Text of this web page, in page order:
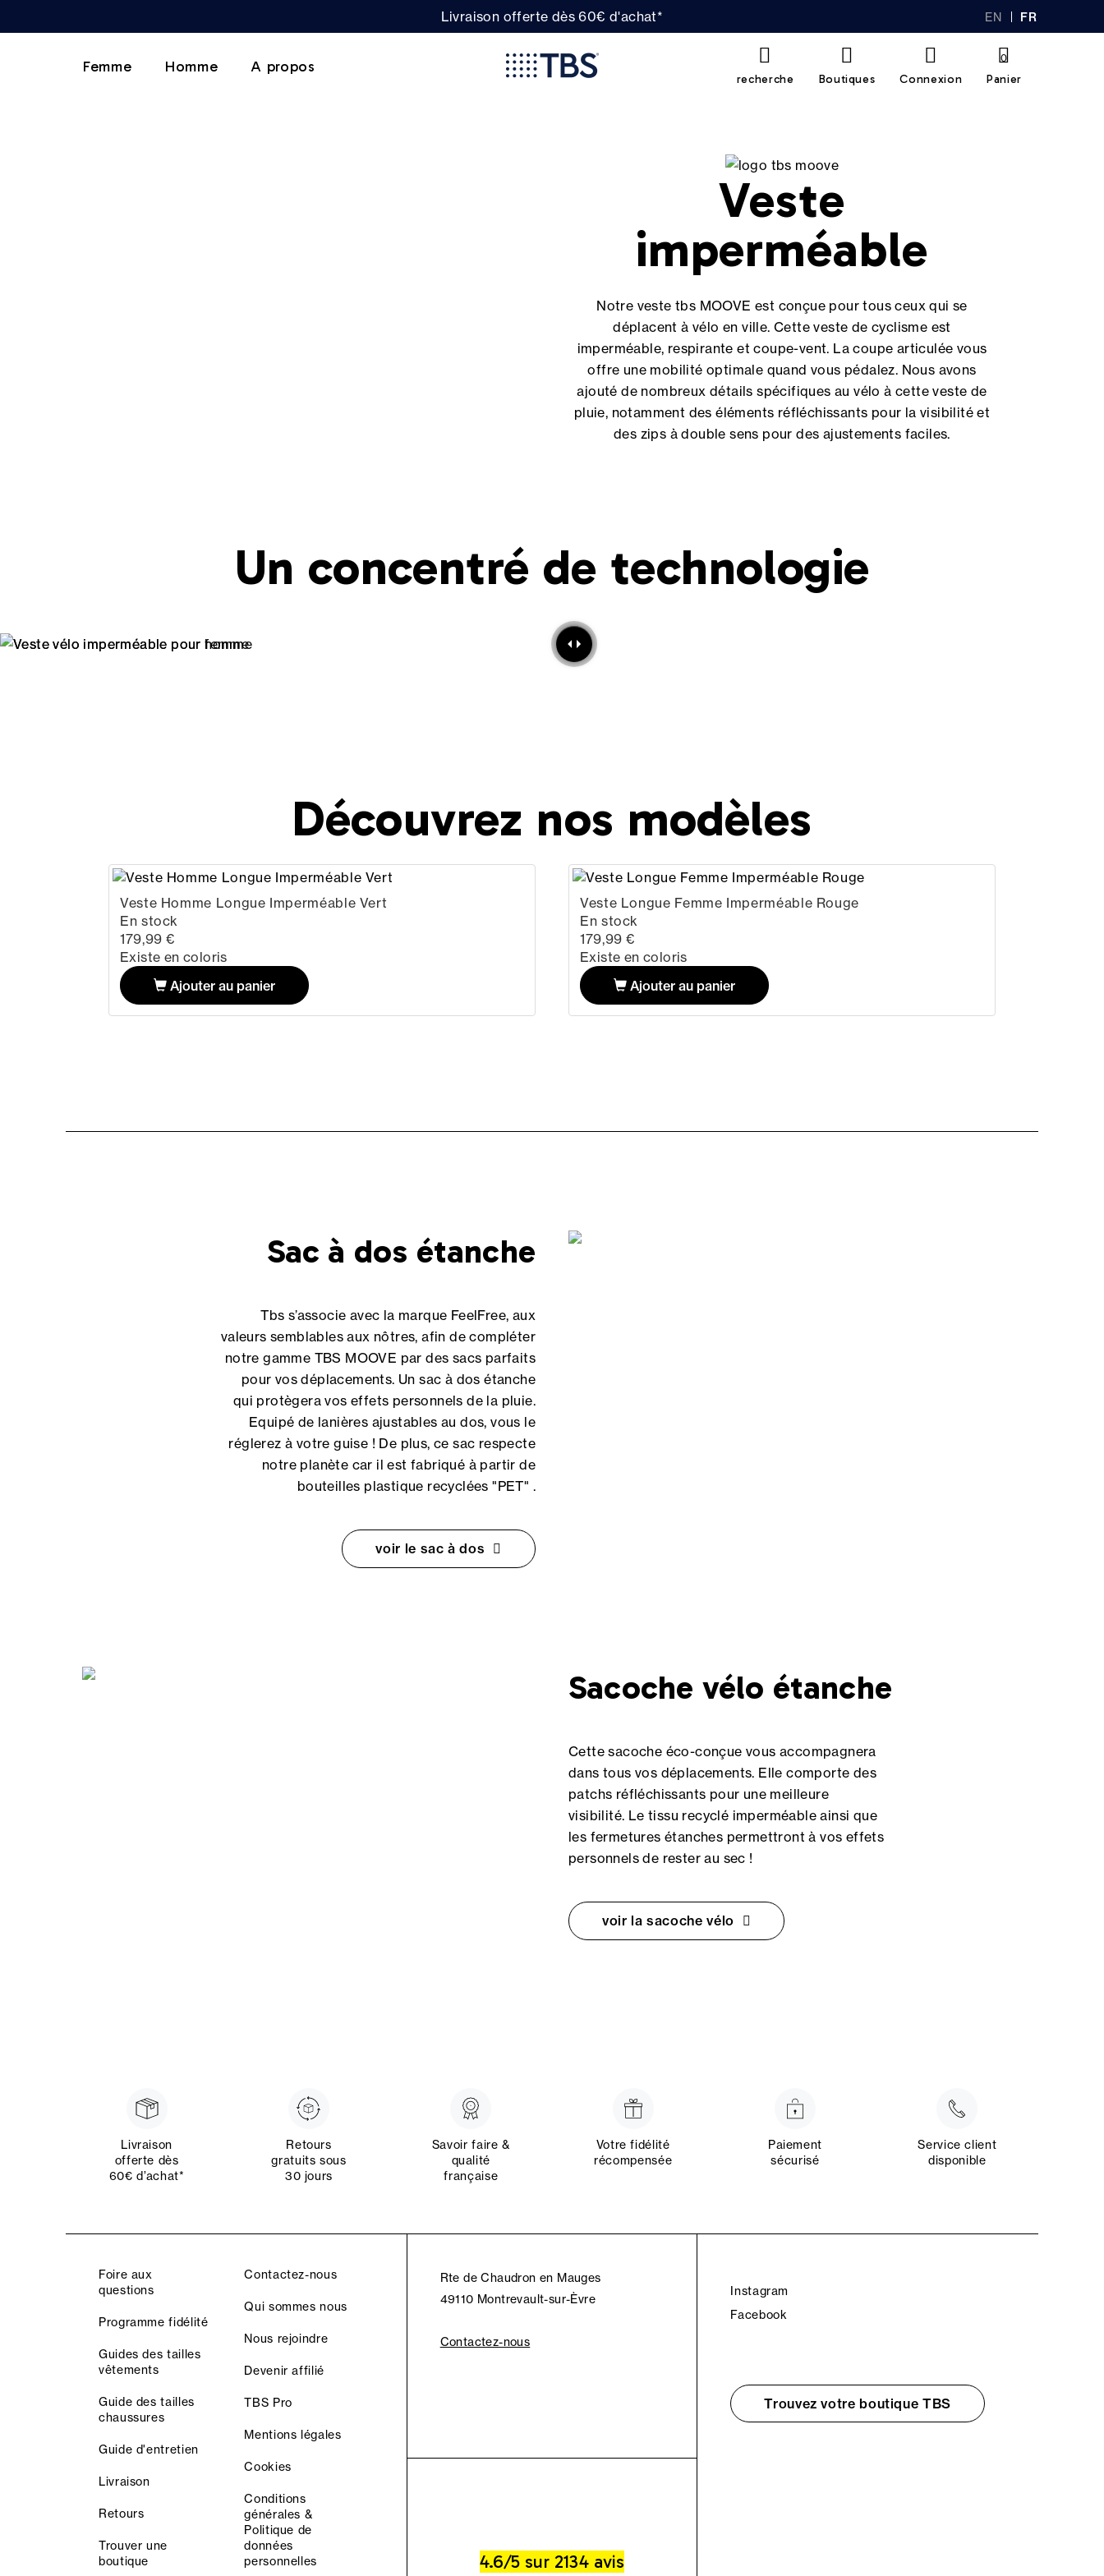
Livraison offerte dès 60€ d'achat* EN FR
Femme Homme A propos
recherche Boutiques Connexion Panier
0
Veste
imperméable
Notre veste tbs MOOVE est conçue pour tous ceux qui se
déplacent à vélo en ville. Cette veste de cyclisme est
imperméable, respirante et coupe-vent. La coupe articulée vous
offre une mobilité optimale quand vous pédalez. Nous avons
ajouté de nombreux détails spécifiques au vélo à cette veste de
pluie, notamment des éléments réfléchissants pour la visibilité et
des zips à double sens pour des ajustements faciles.
Un concentré de technologie
Découvrez nos modèles
Veste Homme Longue Imperméable Vert
En stock
179,99 €
Existe en coloris
Ajouter au panier
Veste Longue Femme Imperméable Rouge
En stock
179,99 €
Existe en coloris
Ajouter au panier
Sac à dos étanche
Tbs s’associe avec la marque FeelFree, aux
valeurs semblables aux nôtres, afin de compléter
notre gamme TBS MOOVE par des sacs parfaits
pour vos déplacements. Un sac à dos étanche
qui protègera vos effets personnels de la pluie.
Equipé de lanières ajustables au dos, vous le
réglerez à votre guise ! De plus, ce sac respecte
notre planète car il est fabriqué à partir de
bouteilles plastique recyclées "PET" .
voir le sac à dos
Sacoche vélo étanche
Cette sacoche éco-conçue vous accompagnera
dans tous vos déplacements. Elle comporte des
patchs réfléchissants pour une meilleure
visibilité. Le tissu recyclé imperméable ainsi que
les fermetures étanches permettront à vos effets
personnels de rester au sec !
voir la sacoche vélo
Livraison
offerte dès
60€ d’achat*
Retours
gratuits sous
30 jours
Savoir faire &
qualité
française
Votre fidélité
récompensée
Paiement
sécurisé
Service client
disponible
Foire aux
questions
Programme fidélité
Guides des tailles
vêtements
Guide des tailles
chaussures
Guide d'entretien
Livraison
Retours
Trouver une
boutique
Contactez-nous
Qui sommes nous
Nous rejoindre
Devenir affilié
TBS Pro
Mentions légales
Cookies
Conditions
générales &
Politique de
données
personnelles
Rte de Chaudron en Mauges
49110 Montrevault-sur-Èvre
Contactez-nous
4.6/5 sur 2134 avis
Instagram
Facebook
Trouvez votre boutique TBS